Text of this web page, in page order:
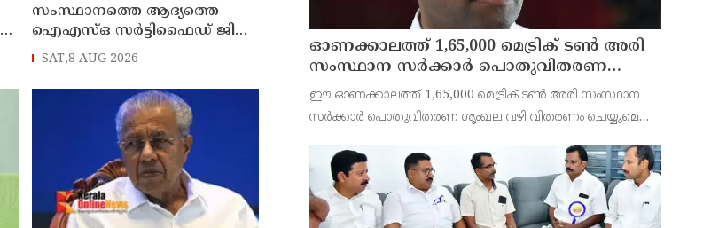
സംസ്ഥാനത്തെ ആദ്യത്തെ
ഐഎസ്ഒ സർട്ടിഫൈഡ് ജില്ല
പൊലീസ് ഓഫീസ്
SAT,8 AUG 2026
ഓണക്കാലത്ത് 1,65,000 മെട്രിക് ടൺ അരി
സംസ്ഥാന സർക്കാർ പൊതുവിതരണ
ശൃംഖല വഴി വിതരണം ചെയ്യും: ഭക്ഷ്യ
പൊതു വിതരണ വകുപ്പ് മന്ത്രി അനൂപ്
ഈ ഓണക്കാലത്ത് 1,65,000 മെട്രിക് ടൺ അരി സംസ്ഥാന
സർക്കാർ പൊതുവിതരണ ശൃംഖല വഴി വിതരണം ചെയ്യുമെന്ന്
കാര്യവകുപ്പ് മന്ത്രി അനൂപ് ജേക്കബ് പറഞ്ഞു.